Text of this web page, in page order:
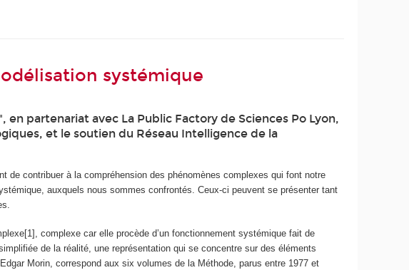
systémique
partenariat avec La Public Factory de Sciences Po Lyon,
et le soutien du Réseau Intelligence de la
de contribuer à la compréhension des phénomènes complexes qui font notre
auxquels nous sommes confrontés. Ceux-ci peuvent se présenter tant
complexe car elle procède d’un fonctionnement systémique fait de
de la réalité, une représentation qui se concentre sur des éléments
Morin, correspond aux six volumes de la Méthode, parus entre 1977 et